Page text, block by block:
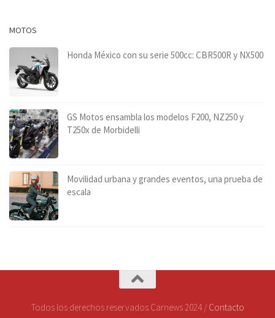
MOTOS
Honda México con su serie 500cc: CBR500R y NX500
GS Motos ensambla los modelos F200, NZ250 y
T250x de Morbidelli
Movilidad urbana y grandes eventos, una prueba de
escala
Todos los derechos reservados Carnews 2024 / Contacto